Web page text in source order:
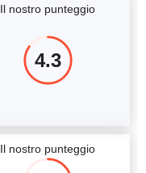
Il nostro punteggio
4.3
Il nostro punteggio